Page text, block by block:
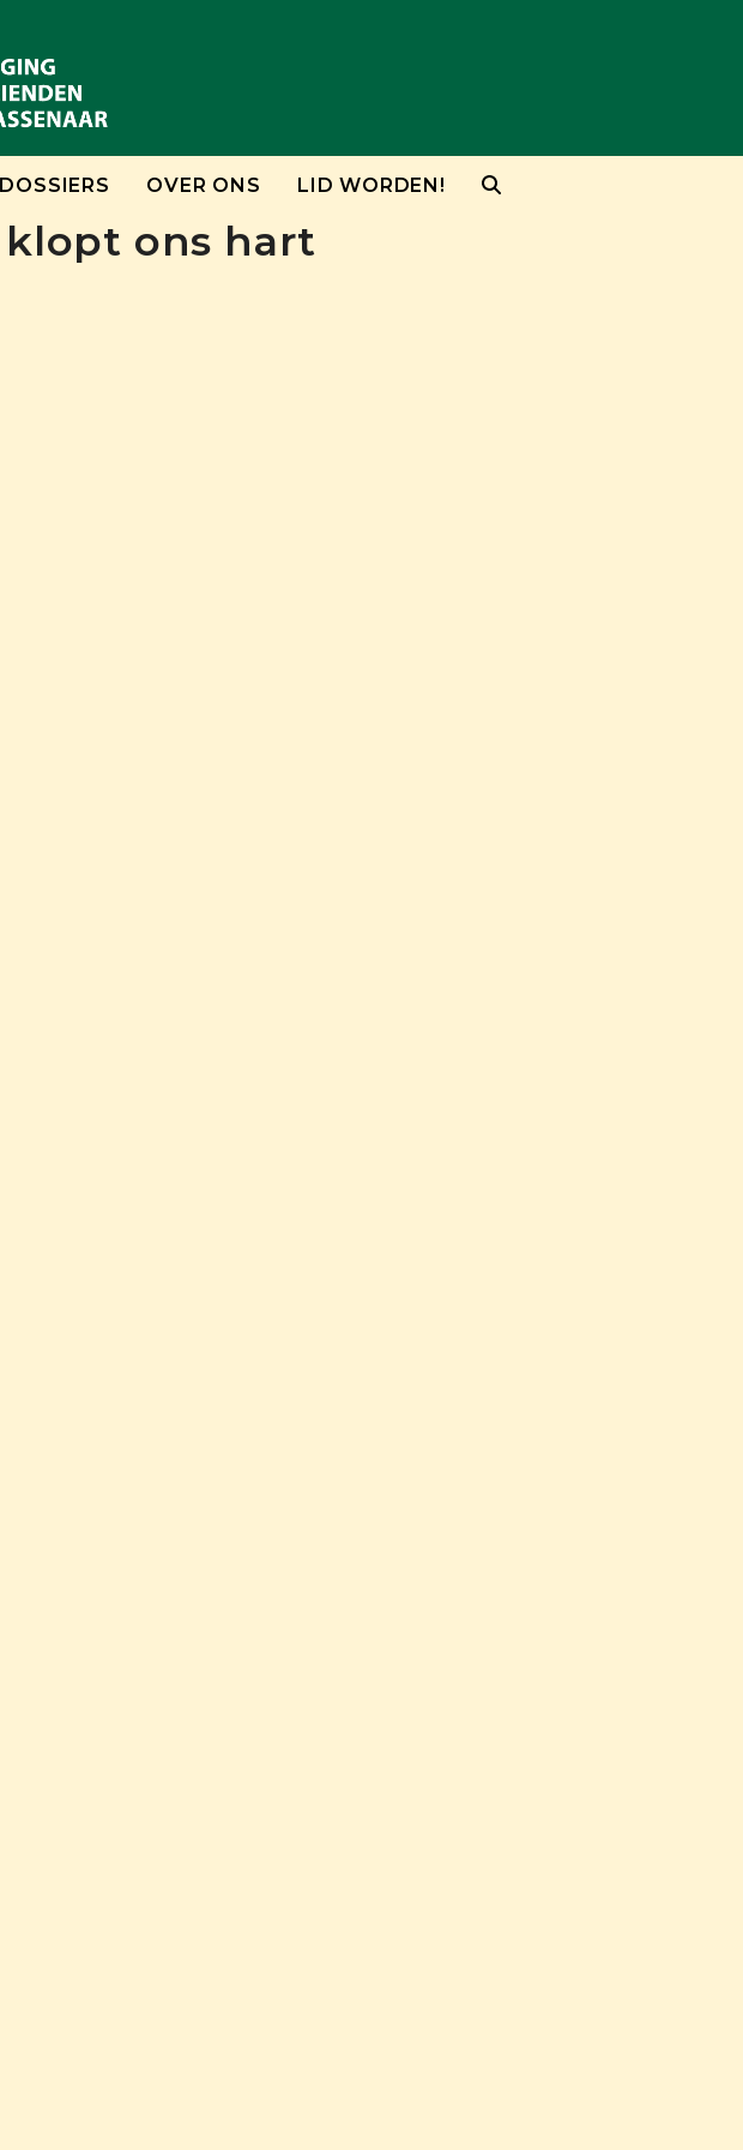
DOSSIERS OVER ONS LID WORDEN!
klopt ons hart